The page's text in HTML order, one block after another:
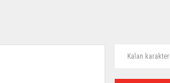
Kalan karakter